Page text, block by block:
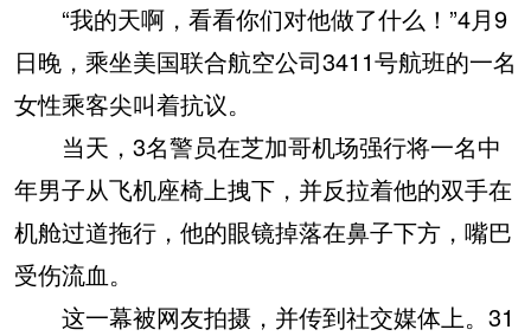
“我的天啊，看看你们对他做了什么！”4月9
日晚，乘坐美国联合航空公司3411号航班的一名
女性乘客尖叫着抗议。
当天，3名警员在芝加哥机场强行将一名中
年男子从飞机座椅上拽下，并反拉着他的双手在
机舱过道拖行，他的眼镜掉落在鼻子下方，嘴巴
受伤流血。
这一幕被网友拍摄，并传到社交媒体上。31